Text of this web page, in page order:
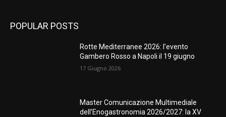
POPULAR POSTS
Rotte Mediterranee 2026: l’evento
Gambero Rosso a Napoli il 19 giugno
17 Giugno 2026
Master Comunicazione Multimediale
dell’Enogastronomia 2026/2027: la XV